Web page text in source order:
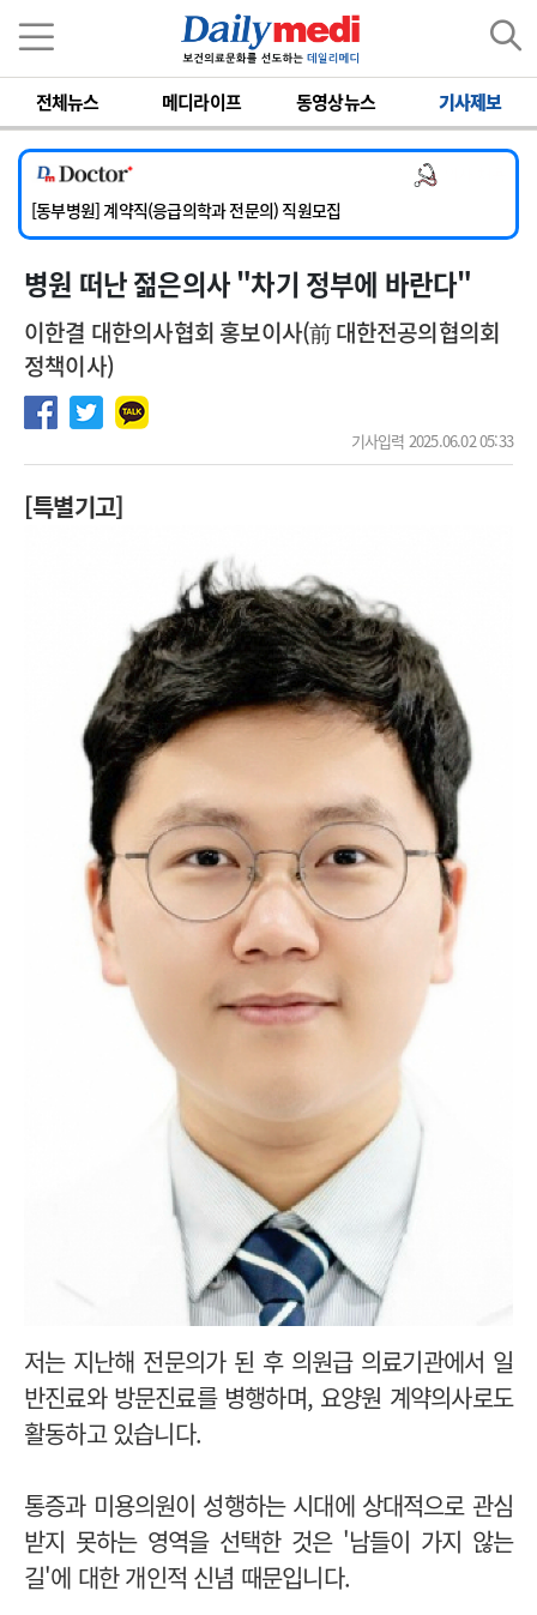
전체뉴스 메디라이프 동영상뉴스 기사제보
[서울아산병원] 2026년 하반기 인턴 모집
[영남대학교의료원] 마취통증의학과 임기제 임상의사 채용
[충남대학교병원] 소아청소년과(소아응급전담) 계약직 의사 공개채용
[동부병원] 계약직(응급의학과 전문의) 직원모집
[이대목동병원] 하반기 전공의(레지던트1년차) 모집
[서울아산병원] 2026년 하반기 인턴 모집
병원 떠난 젊은의사 "차기 정부에 바란다"
이한결 대한의사협회 홍보이사(前 대한전공의협의회
정책이사)
기사입력 2025.06.02 05:33
[특별기고]
저는 지난해 전문의가 된 후 의원급 의료기관에서 일
반진료와 방문진료를 병행하며, 요양원 계약의사로도
활동하고 있습니다.
통증과 미용의원이 성행하는 시대에 상대적으로 관심
받지 못하는 영역을 선택한 것은 '남들이 가지 않는
길'에 대한 개인적 신념 때문입니다.